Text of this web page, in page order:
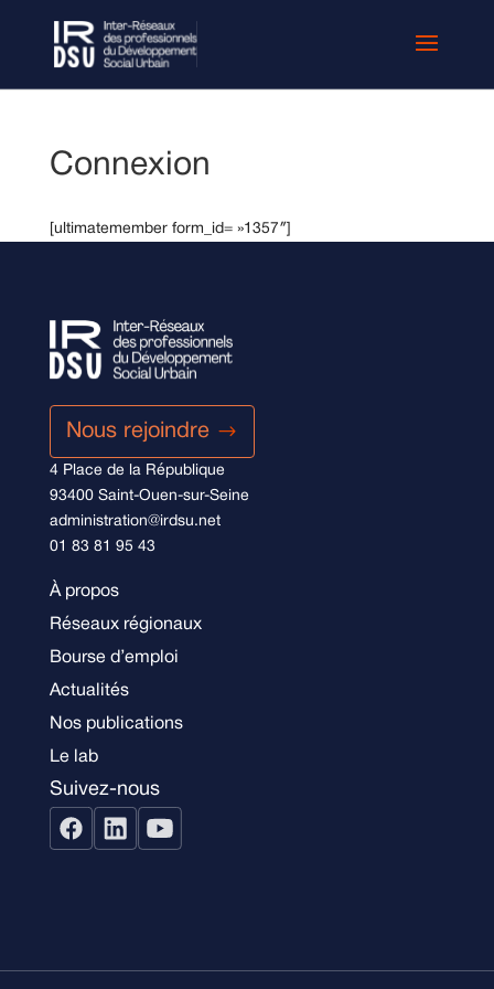
Connexion
[ultimatemember form_id= »1357″]
Nous rejoindre
4 Place de la République
93400 Saint-Ouen-sur-Seine
administration@irdsu.net
01 83 81 95 43
À propos
Réseaux régionaux
Bourse d’emploi
Actualités
Nos publications
Le lab
Suivez-nous